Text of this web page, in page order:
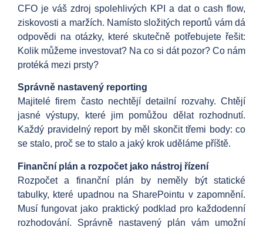
CFO je váš zdroj spolehlivých KPI a dat o cash flow,
ziskovosti a maržích. Namísto složitých reportů vám dá
odpovědi na otázky, které skutečně potřebujete řešit:
Kolik můžeme investovat? Na co si dát pozor? Co nám
protéká mezi prsty?
Správně nastavený reporting
Majitelé firem často nechtějí detailní rozvahy. Chtějí
jasné výstupy, které jim pomůžou dělat rozhodnutí.
Každý pravidelný report by měl skončit třemi body: co
se stalo, proč se to stalo a jaký krok uděláme příště.
Finanční plán a rozpočet jako nástroj řízení
Rozpočet a finanční plán by neměly být statické
tabulky, které upadnou na SharePointu v zapomnění.
Musí fungovat jako praktický podklad pro každodenní
rozhodování. Správně nastavený plán vám umožní